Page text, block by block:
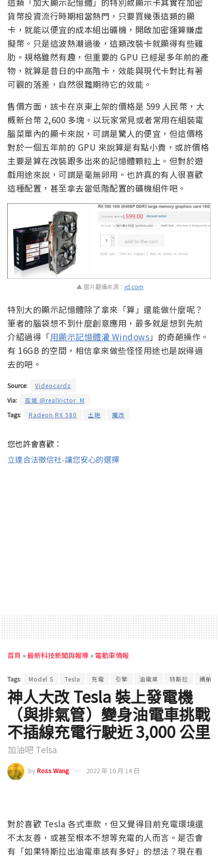
貨幣投資流行時期相當熱門，只要買幾張這類的顯
卡，就能以便宜的成本組出礦機，開啟加密運算賺虛
擬幣。只是這波熱潮過後，這類改裝卡就顯得有些雞
肋。規格雖然有趣，但重要的 GPU 已經是多年前的產
物，就算是昔日的中高階卡，效能與現代卡對比有著
可觀的落差，自然很難期待它的效能。
售價方面，該卡在京東上架的價格是 599 人民幣，大
概新台幣 2,600 多塊。以玩家常見或者常用在組裝電
腦菜單內的顯卡來說，可謂是驚人的便宜，但這價格
對於一個五年前的 GPU 來說算是有點小貴，或許價格
主要是算在改裝跟多出來的記憶體顆粒上。但對於遊
戲用途來說，可謂是毫無卵用。也許真的有人很喜歡
這種配置，甚至拿去當低階配置的礦機組件吧。
▲ 圖片翻攝來源： jd.com
特別大的顯示記憶體除了拿來「算」還能做什麼呢？
筆者的腦袋想不到什麼創意應用，最多就是想到先前
介紹過得「用顯示記憶體灌 Windows」的奇葩操作。
有 16GB 的空間，相信拿來做些怪怪用途也是說得過
去的吧。
Source:
Videocardz
Via:
孤城 @realVictor_M
Tags:
Radeon RX 580 土砲 魔改
您也許會喜歡：
立達合法徵信社-讓您安心的選擇
首頁 »最新科技新聞與報導 » 電動車情報
Tags: Model S Tesla 充電 引擎 油電車 特斯拉 續航
神人大改 Tesla 裝上發電機
（與排氣管）變身油電車挑戰
不插線充電行駛近 3,000 公里
加油吧 Telsa
byRoss Wang 2022 年 10 月 14 日
對於喜歡 Tesla 各式車款，但又覺得目前充電環境還
不太友善，或甚至根本不想等充電的人而言。是否會
有「如果特斯拉出油電車該有多好」的想法？現在看